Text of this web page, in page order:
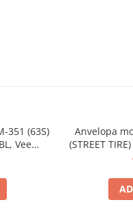
351 (63S)
Vee
Anvelopa
(STREET